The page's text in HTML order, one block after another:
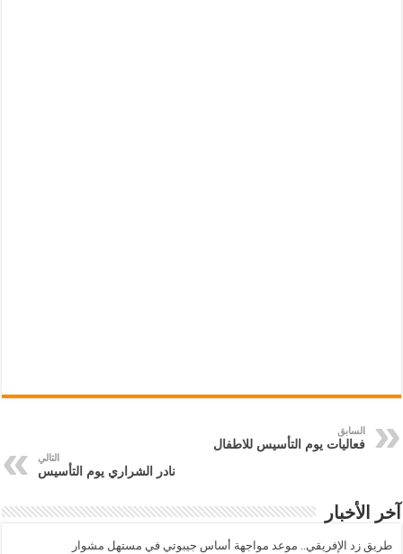
السابق
فعاليات يوم التأسيس للاطفال
التالي
نادر الشراري يوم التأسيس
آخر الأخبار
طريق زد الإفريقي.. موعد مواجهة أساس جيبوتي في مستهل مشوار